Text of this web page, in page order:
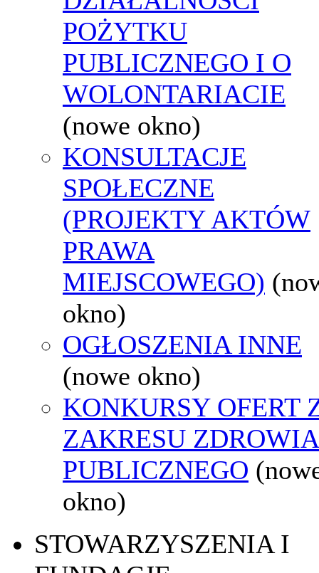
POŻYTKU
PUBLICZNEGO I O
WOLONTARIACIE
(nowe okno)
KONSULTACJE
SPOŁECZNE
(PROJEKTY AKTÓW
PRAWA
MIEJSCOWEGO)
okno)
OGŁOSZENIA INNE
(nowe okno)
KONKURSY OFERT
ZAKRESU ZDROWIA
PUBLICZNEGO
okno)
STOWARZYSZENIA I